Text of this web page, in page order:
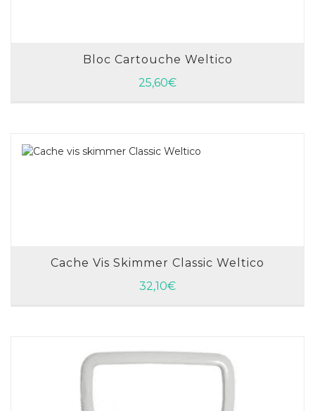
Bloc Cartouche Weltico
25,60€
AJOUTER AU PANIER
Cache Vis Skimmer Classic Weltico
32,10€
AJOUTER AU PANIER